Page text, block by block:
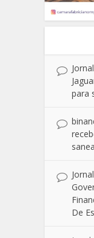
para
De